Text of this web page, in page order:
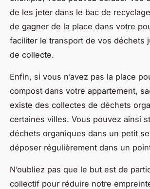
de les jeter dans le bac de
de gagner de la place dans votre
faciliter le transport de vos déchets
de collecte.
Enfin, si vous n’avez pas la place
compost dans votre appartement,
existe des collectes de déchets
certaines villes. Vous pouvez ainsi
déchets organiques dans un petit
déposer régulièrement dans un
N’oubliez pas que le but est de
collectif pour réduire notre